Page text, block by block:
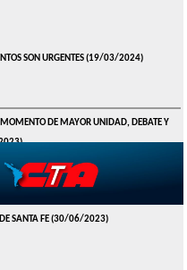
SON URGENTES(19/03/2024)
MOMENTO DE MAYOR UNIDAD, DEBATE Y
SANTA FE(30/06/2023)